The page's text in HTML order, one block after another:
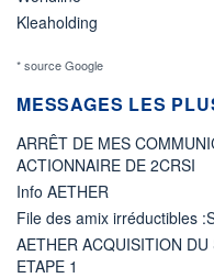
Kleaholding
* source Google
MESSAGES LES
ARRÊT DE MES
ACTIONNAIRE DE 2CRSI
Info AETHER
File des amix irréductibles
AETHER ACQUISITION
ETAPE 1